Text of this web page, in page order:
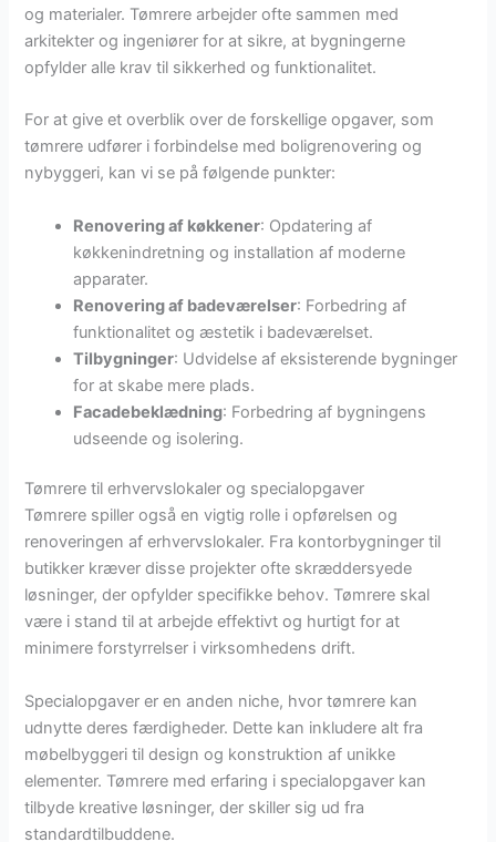
og materialer. Tømrere arbejder ofte sammen med
arkitekter og ingeniører for at sikre, at bygningerne
opfylder alle krav til sikkerhed og funktionalitet.
For at give et overblik over de forskellige opgaver, som
tømrere udfører i forbindelse med boligrenovering og
nybyggeri, kan vi se på følgende punkter:
Renovering af køkkener: Opdatering af
køkkenindretning og installation af moderne
apparater.
Renovering af badeværelser: Forbedring af
funktionalitet og æstetik i badeværelset.
Tilbygninger: Udvidelse af eksisterende bygninger
for at skabe mere plads.
Facadebeklædning: Forbedring af bygningens
udseende og isolering.
Tømrere til erhvervslokaler og specialopgaver
Tømrere spiller også en vigtig rolle i opførelsen og
renoveringen af erhvervslokaler. Fra kontorbygninger til
butikker kræver disse projekter ofte skræddersyede
løsninger, der opfylder specifikke behov. Tømrere skal
være i stand til at arbejde effektivt og hurtigt for at
minimere forstyrrelser i virksomhedens drift.
Specialopgaver er en anden niche, hvor tømrere kan
udnytte deres færdigheder. Dette kan inkludere alt fra
møbelbyggeri til design og konstruktion af unikke
elementer. Tømrere med erfaring i specialopgaver kan
tilbyde kreative løsninger, der skiller sig ud fra
standardtilbuddene.